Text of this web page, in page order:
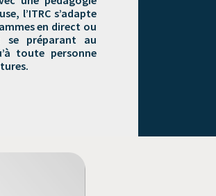
l’ITRC s’adapte
en direct ou
se préparant au
toute personne